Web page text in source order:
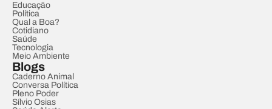
Educação
Política
Qual a Boa?
Cotidiano
Saúde
Tecnologia
Meio Ambiente
Blogs
Caderno Animal
Conversa Política
Pleno Poder
Sílvio Osias